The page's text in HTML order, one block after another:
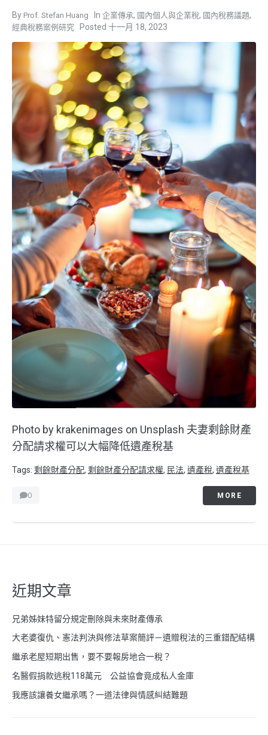
Prof. Stefan Huang 企業傳承, 國內個人與企業稅, 國內稅務議題,
經典稅務案例研究 十一月 18, 2023
Photo by krakenimages on Unsplash 夫妻剩餘財產
分配請求權可以大幅降低遺產稅基
Tags: 剩餘財產分配, 剩餘財產分配請求權, 民法, 遺產稅, 遺產稅基
0 MORE
近期文章
兄弟姊妹特留分規定刪除與未來財產傳承
大老婆復仇、憲法判決與修法草案簡評－遺贈稅法的三重錯配結構
繼承老屋短期出售，要不要報房地合一稅？
名醫假捐款逃稅118萬元 公益協會竟成私人金庫
我應該讓養女繼承嗎？一道法律與情感糾結難題